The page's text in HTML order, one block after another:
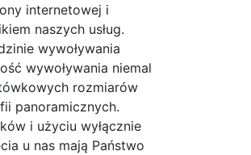
internetowej i
naszych usług.
wywoływania
wywoływania niemal
rozmiarów
panoramicznych.
i użyciu wyłącznie
u nas mają Państwo